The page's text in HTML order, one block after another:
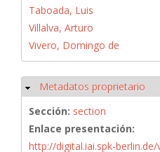
Taboada, Luis
Villalva, Arturo
Vivero, Domingo de
Ocultar
Metadatos proprietario
Sección: section
Enlace presentación:
http://digital.iai.spk-